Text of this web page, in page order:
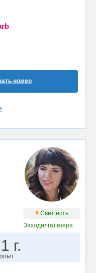
номер
Свет есть
Заходил(а) вчера
г.
опыт